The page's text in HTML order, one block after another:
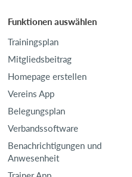
Funktionen auswählen
Trainingsplan
Mitgliedsbeitrag
Homepage erstellen
Vereins App
Belegungsplan
Verbandssoftware
Benachrichtigungen und
Anwesenheit